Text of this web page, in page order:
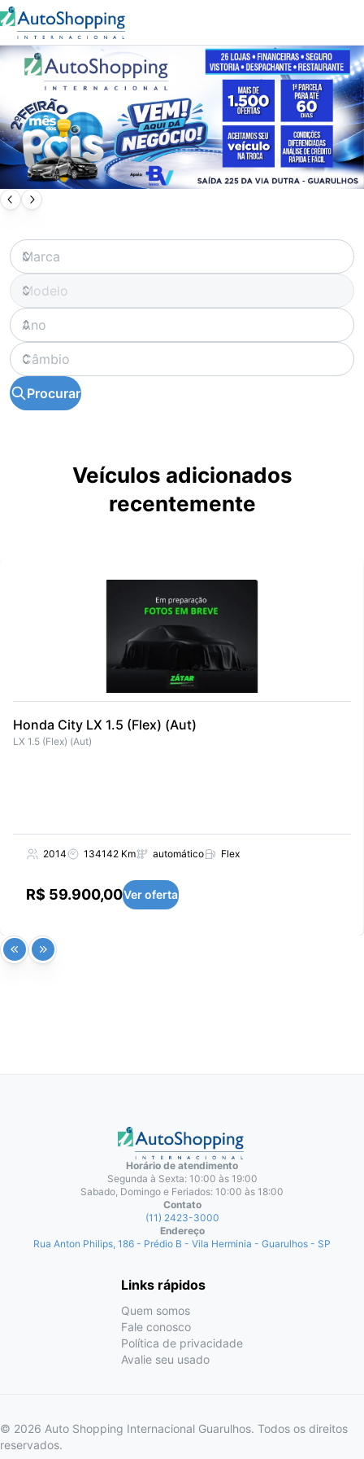
Procurar
Veículos adicionados
recentemente
Honda City LX 1.5 (Flex) (Aut)
LX 1.5 (Flex) (Aut)
2014 134142 Km automático Flex
R$ 59.900,00Ver oferta
Horário de atendimento
Segunda à Sexta: 10:00 às 19:00
Sabado, Domingo e Feriados: 10:00 às 18:00
Contato
(11) 2423-3000
Endereço
Rua Anton Philips, 186 - Prédio B - Vila Herminia - Guarulhos - SP
Links rápidos
Quem somos
Fale conosco
Política de privacidade
Avalie seu usado
© 2026 Auto Shopping Internacional Guarulhos. Todos os direitos
reservados.